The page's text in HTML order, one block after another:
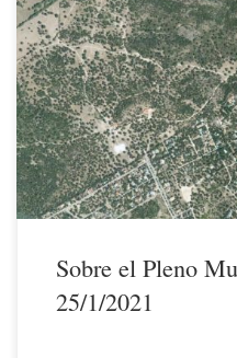
26/01/2021 Estimados socios y
Quienes de ustedes hayan tenido
el final el Pleno -impresionista-
tuvo lugar en el día de ayer,
honrosas excepciones, aquello
Sobre el Pleno
25/1/2021